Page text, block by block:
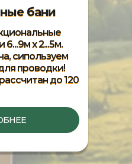
бани
х 2...5м.
сипользуем
проводки!
до 120